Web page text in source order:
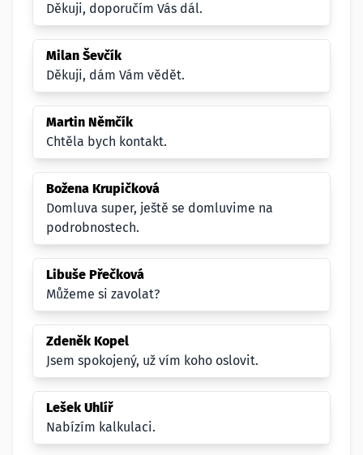
Děkuji, doporučím Vás dál.
Milan Ševčík
Děkuji, dám Vám vědět.
Martin Němčík
Chtěla bych kontakt.
Božena Krupičková
Domluva super, ještě se domluvime na
podrobnostech.
Libuše Přečková
Můžeme si zavolat?
Zdeněk Kopel
Jsem spokojený, už vím koho oslovit.
Lešek Uhlíř
Nabízím kalkulaci.